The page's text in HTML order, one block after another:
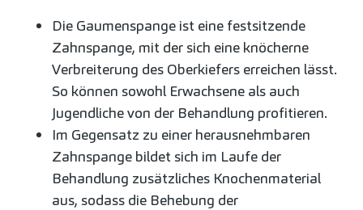
Die Gaumenspange ist eine festsitzende
Zahnspange, mit der sich eine knöcherne
Verbreiterung des Oberkiefers erreichen lässt.
So können sowohl Erwachsene als auch
Jugendliche von der Behandlung profitieren.
Im Gegensatz zu einer herausnehmbaren
Zahnspange bildet sich im Laufe der
Behandlung zusätzliches Knochenmaterial
aus, sodass die Behebung der